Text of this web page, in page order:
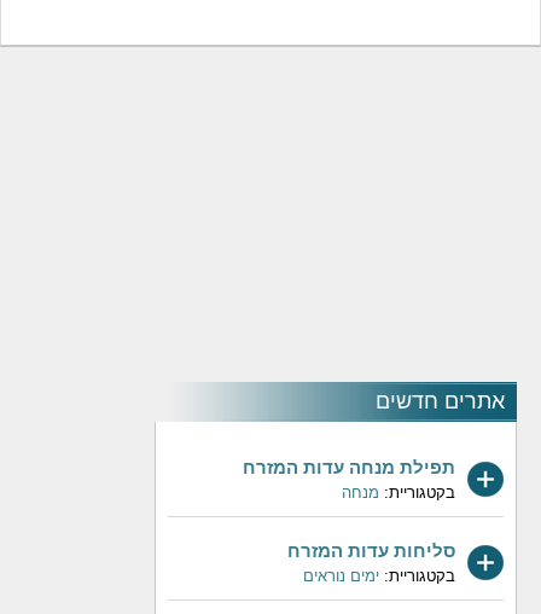
אתרים חדשים
תפילת מנחה עדות המזרח
בקטגוריית: מנחה
סליחות עדות המזרח
בקטגוריית: ימים נוראים